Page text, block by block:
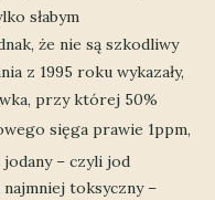
słabym
że nie są szkodliwy
z 1995 roku wykazały,
przy której 50%
sięga prawie 1ppm,
– czyli jod
toksyczny –